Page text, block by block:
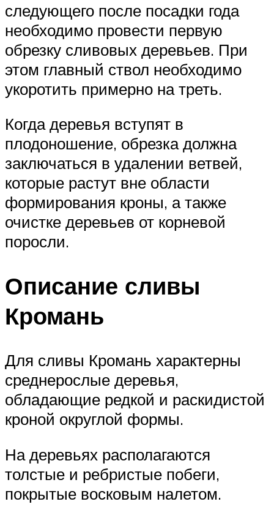
следующего после посадки года
необходимо провести первую
обрезку сливовых деревьев. При
этом главный ствол необходимо
укоротить примерно на треть.
Когда деревья вступят в
плодоношение, обрезка должна
заключаться в удалении ветвей,
которые растут вне области
формирования кроны, а также
очистке деревьев от корневой
поросли.
Описание сливы
Кромань
Для сливы Кромань характерны
среднерослые деревья,
обладающие редкой и раскидистой
кроной округлой формы.
На деревьях располагаются
толстые и ребристые побеги,
покрытые восковым налетом.